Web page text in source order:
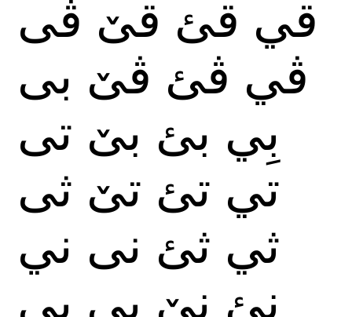
قي قئ قێ ڤى
ڤي ڤئ ڤێ بى
بِي بئ بێ تى
تي تئ تێ ثى
ثي ثئ نى ني
نئ نێ يى يي